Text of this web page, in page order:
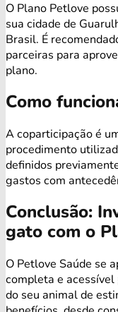
O Plano Petlove
sua cidade de
Brasil. É
parceiras para
plano.
Como
A coparticipação é
procedimento
definidos
gastos com
Conclusão:
gato com o
O Petlove Saúde se
completa e
do seu animal de